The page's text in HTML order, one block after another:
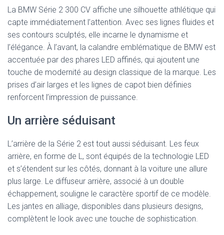
La BMW Série 2 300 CV affiche une silhouette athlétique qui
capte immédiatement l’attention. Avec ses lignes fluides et
ses contours sculptés, elle incarne le dynamisme et
l’élégance. À l’avant, la calandre emblématique de BMW est
accentuée par des phares LED affinés, qui ajoutent une
touche de modernité au design classique de la marque. Les
prises d’air larges et les lignes de capot bien définies
renforcent l’impression de puissance.
Un arrière séduisant
L’arrière de la Série 2 est tout aussi séduisant. Les feux
arrière, en forme de L, sont équipés de la technologie LED
et s’étendent sur les côtés, donnant à la voiture une allure
plus large. Le diffuseur arrière, associé à un double
échappement, souligne le caractère sportif de ce modèle.
Les jantes en alliage, disponibles dans plusieurs designs,
complètent le look avec une touche de sophistication.